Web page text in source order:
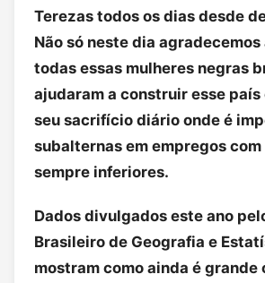
Terezas todos os dias desde
Não só neste dia
todas essas mulheres negras
ajudaram a construir esse país
seu sacrifício diário onde é
subalternas em empregos
sempre inferiores.
Dados divulgados este ano
Brasileiro de Geografia e
mostram como ainda é grande